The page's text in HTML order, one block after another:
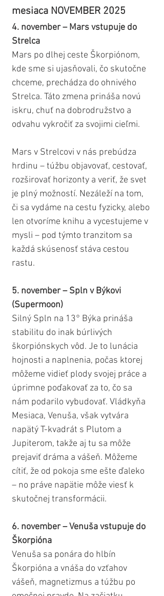
mesiaca NOVEMBER 2025
4. november – Mars vstupuje do
Strelca
Mars po dlhej ceste Škorpiónom,
kde sme si ujasňovali, čo skutočne
chceme, prechádza do ohnivého
Strelca. Táto zmena prináša novú
iskru, chuť na dobrodružstvo a
odvahu vykročiť za svojimi cieľmi.
Mars v Strelcovi v nás prebúdza
hrdinu – túžbu objavovať, cestovať,
rozširovať horizonty a veriť, že svet
je plný možností. Nezáleží na tom,
či sa vydáme na cestu fyzicky, alebo
len otvoríme knihu a vycestujeme v
mysli – pod týmto tranzitom sa
každá skúsenosť stáva cestou
rastu.
5. november – Spln v Býkovi
(Supermoon)
Silný Spln na 13° Býka prináša
stabilitu do inak búrlivých
škorpiónskych vôd. Je to lunácia
hojnosti a naplnenia, počas ktorej
môžeme vidieť plody svojej práce a
úprimne poďakovať za to, čo sa
nám podarilo vybudovať. Vládkyňa
Mesiaca, Venuša, však vytvára
napätý T-kvadrát s Plutom a
Jupiterom, takže aj tu sa môže
prejaviť dráma a vášeň. Môžeme
cítiť, že od pokoja sme ešte ďaleko
– no práve napätie môže viesť k
skutočnej transformácii.
6. november – Venuša vstupuje do
Škorpióna
Venuša sa ponára do hlbín
Škorpióna a vnáša do vzťahov
vášeň, magnetizmus a túžbu po